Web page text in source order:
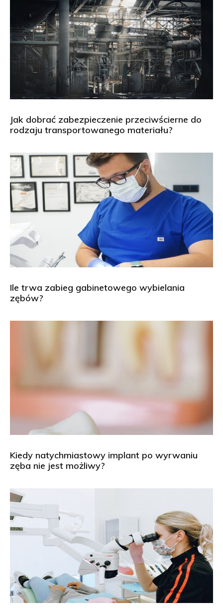
Jak dobrać zabezpieczenie przeciwścierne do
rodzaju transportowanego materiału?
Ile trwa zabieg gabinetowego wybielania
zębów?
Kiedy natychmiastowy implant po wyrwaniu
zęba nie jest możliwy?